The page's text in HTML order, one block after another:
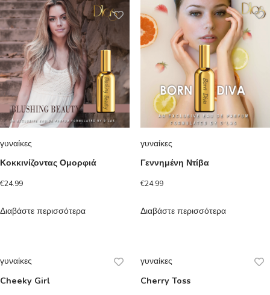
γυναίκες
Κοκκινίζοντας Ομορφιά
€24.99
Διαβάστε περισσότερα
γυναίκες
Γεννημένη Ντίβα
€24.99
Διαβάστε περισσότερα
γυναίκες
Cheeky Girl
γυναίκες
Cherry Toss